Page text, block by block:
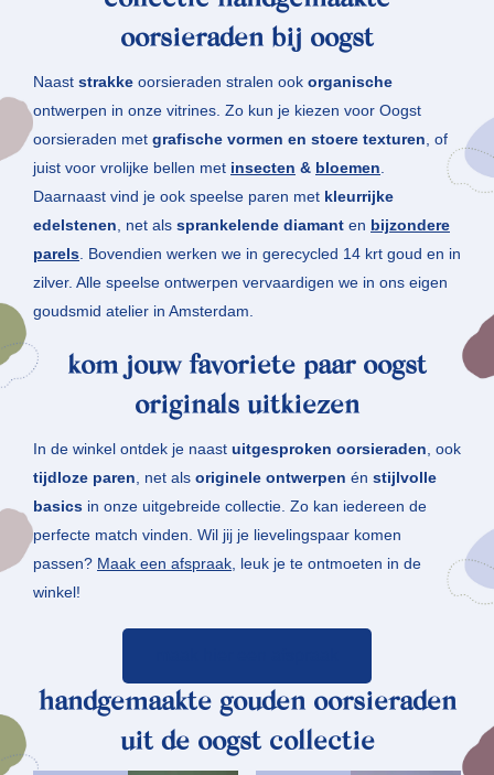
oorsieraden bij oogst
Naast strakke oorsieraden stralen ook organische
ontwerpen in onze vitrines. Zo kun je kiezen voor Oogst
oorsieraden met grafische vormen en stoere texturen, of
juist voor vrolijke bellen met insecten & bloemen.
Daarnaast vind je ook speelse paren met kleurrijke
edelstenen, net als sprankelende diamant en bijzondere
parels. Bovendien werken we in gerecycled 14 krt goud en in
zilver. Alle speelse ontwerpen vervaardigen we in ons eigen
goudsmid atelier in Amsterdam.
kom jouw favoriete paar oogst
originals uitkiezen
In de winkel ontdek je naast uitgesproken oorsieraden, ook
tijdloze paren, net als originele ontwerpen én stijlvolle
basics in onze uitgebreide collectie. Zo kan iedereen de
perfecte match vinden. Wil jij je lievelingspaar komen
passen? Maak een afspraak, leuk je te ontmoeten in de
winkel!
handgemaakte gouden oorsieraden
uit de oogst collectie